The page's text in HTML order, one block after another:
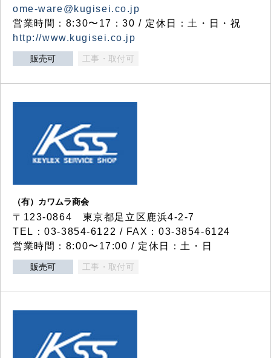
ome-ware@kugisei.co.jp
営業時間：8:30〜17：30 / 定休日：土・日・祝
http://www.kugisei.co.jp
販売可 工事・取付可
（有）カワムラ商会
〒123-0864 東京都足立区鹿浜4-2-7
TEL：03-3854-6122 / FAX：03-3854-6124
営業時間：8:00〜17:00 / 定休日：土・日
販売可 工事・取付可